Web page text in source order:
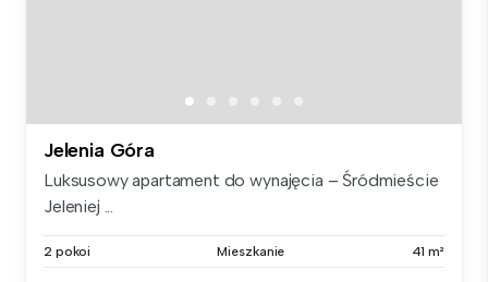
Jelenia Góra
Luksusowy apartament do wynajęcia – Śródmieście
Jeleniej ...
2 pokoi Mieszkanie 41 m²